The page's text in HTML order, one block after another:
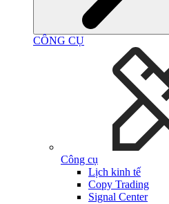
CÔNG CỤ
Công cụ
Lịch kinh tế
Copy Trading
Signal Center